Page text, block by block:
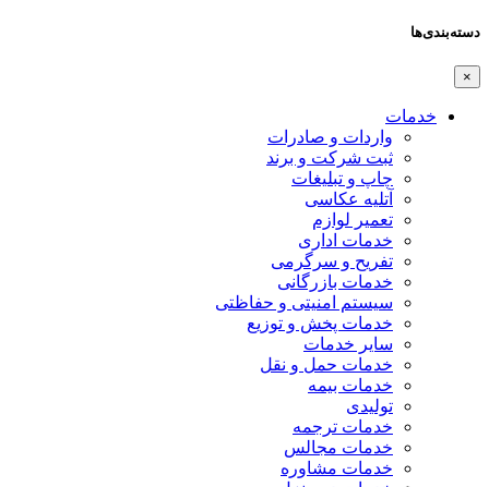
دسته‌بندی‌ها
×
خدمات
واردات و صادرات
ثبت شرکت و برند
چاپ و تبلیغات
آتلیه عکاسی
تعمیر لوازم
خدمات اداری
تفریح و سرگرمی
خدمات بازرگانی
سیستم امنیتی و حفاظتی
خدمات پخش و توزیع
سایر خدمات
خدمات حمل و نقل
خدمات بیمه
تولیدی
خدمات ترجمه
خدمات مجالس
خدمات مشاوره